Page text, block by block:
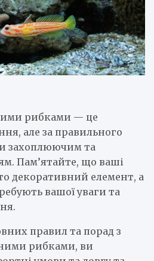
рибками — це
але за правильного
захоплюючим та
Пам’ятайте, що ваші
декоративний елемент, а
вашої уваги та
правил та порад з
рибками, ви